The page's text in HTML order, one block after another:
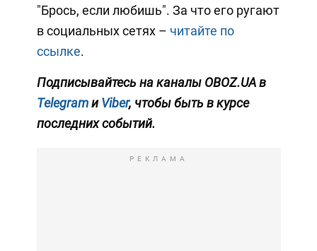
"Брось, если любишь". За что его ругают
в социальных сетях – читайте по
ссылке.
Подписывайтесь на каналы OBOZ.UA в
TelegramиViber, чтобы быть в курсе
последних событий.
РЕКЛАМА